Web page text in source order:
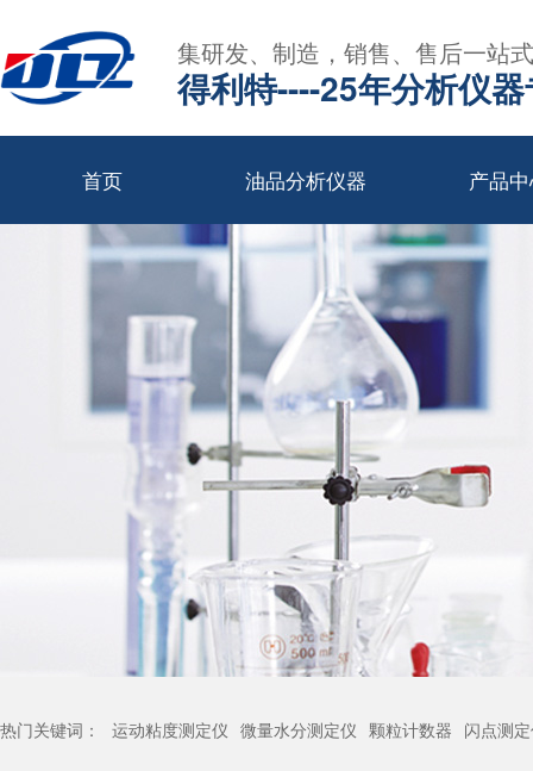
集研发、制造，销售、售后一站
得利特----25年分析仪
首页 油品分析仪器 产品
热门关键词： 运动粘度测定仪 微量水分测定仪 颗粒计数器 闪点测